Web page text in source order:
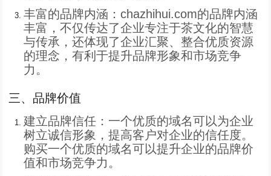
丰富的品牌内涵：chazhihui.com的品牌内涵
丰富，不仅传达了企业专注于茶文化的智慧
与传承，还体现了企业汇聚、整合优质资源
的理念，有利于提升品牌形象和市场竞争
力。
三、品牌价值
建立品牌信任：一个优质的域名可以为企业
树立诚信形象，提高客户对企业的信任度。
购买一个优质的域名可以提升企业的品牌价
值和市场竞争力。